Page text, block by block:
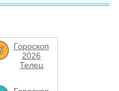
Гороскоп
2026
Телец